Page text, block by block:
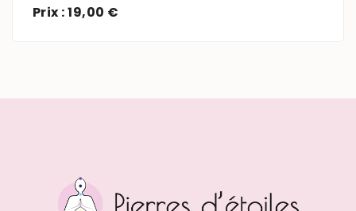
Prix : 19,00 €